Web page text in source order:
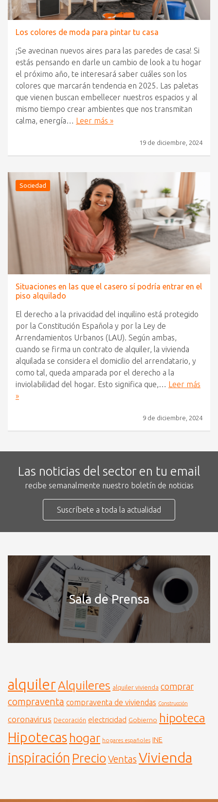
Los colores de moda para pintar tu casa
¡Se avecinan nuevos aires para las paredes de casa! Si
estás pensando en darle un cambio de look a tu hogar
el próximo año, te interesará saber cuáles son los
colores que marcarán tendencia en 2025. Las paletas
que vienen buscan embellecer nuestros espacios y al
mismo tiempo crear ambientes que nos transmitan
calma, energía… Leer más »
19 de diciembre, 2024
Sociedad
Situaciones en las que el casero sí podría entrar en el
piso alquilado
El derecho a la privacidad del inquilino está protegido
por la Constitución Española y por la Ley de
Arrendamientos Urbanos (LAU). Según ambas,
cuando se firma un contrato de alquiler, la vivienda
alquilada se considera el domicilio del arrendatario, y
como tal, queda amparada por el derecho a la
inviolabilidad del hogar. Esto significa que,… Leer más
»
9 de diciembre, 2024
Las noticias del sector en tu email
recibe semanalmente nuestro boletín de noticias
Suscríbete a toda la actualidad
Sala de Prensa
alquilerAlquileres alquiler vivienda comprar
compraventa compraventa de viviendas Construcción
coronavirus Decoración electricidad Gobierno hipoteca
Hipotecas hogar hogares españoles INE
inspiración Precio Ventas Vivienda